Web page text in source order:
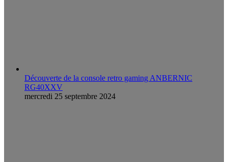
Découverte de la console retro gaming ANBERNIC
RG40XXV
mercredi 25 septembre 2024